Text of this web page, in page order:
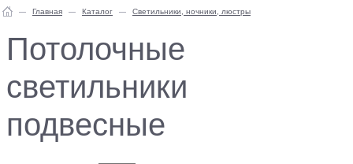
Главная Каталог Светильники, ночники, люстры
Потолочные
светильники
подвесные